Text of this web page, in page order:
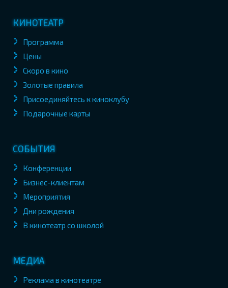
КИНОТЕАТР
Программа
Цены
Скоро в кино
Золотые правила
Присоединяйтесь к киноклубу
Подарочные карты
СОБЫТИЯ
Конференции
Бизнес-клиентам
Мероприятия
Дни рождения
В кинотеатр со школой
МЕДИА
Реклама в кинотеатре